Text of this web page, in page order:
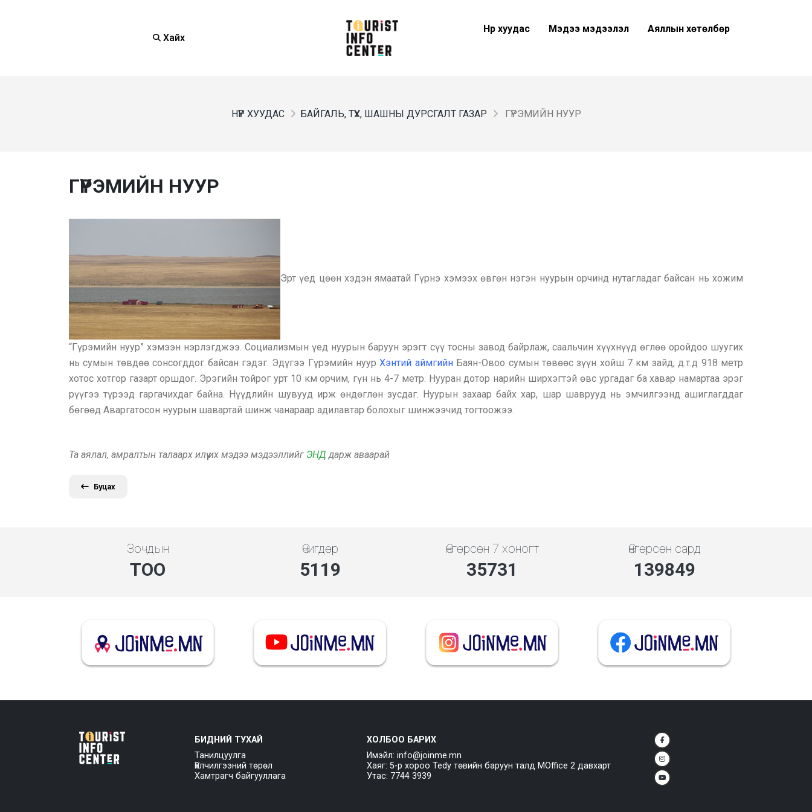
Хайх
Нүүр хуудас Мэдээ мэдээлэл Аяллын хөтөлбөр
НҮҮР ХУУДАС БАЙГАЛЬ, ТҮҮХ, ШАШНЫ ДУРСГАЛТ ГАЗАР ГҮРЭМИЙН НУУР
ГҮРЭМИЙН НУУР
Эрт үед цөөн хэдэн ямаатай Гүрнэ хэмээх өвгөн нэгэн нуурын орчинд нутагладаг байсан нь хожим
“Гүрэмийн нуур” хэмээн нэрлэгджээ. Социализмын үед нуурын баруун эрэгт сүү тосны завод байрлаж, саальчин хүүхнүүд өглөө оройдоо шуугих
нь сумын төвдөө сонсогддог байсан гэдэг. Эдүгээ Гүрэмийн нуурХэнтий аймгийнБаян-Овоо сумын төвөөс зүүн хойш 7 км зайд, д.т.д 918 метр
хотос хотгор газарт оршдог. Эрэгийн тойрог урт 10 км орчим, гүн нь 4-7 метр. Нууран дотор нарийн ширхэгтэй өвс ургадаг ба хавар намартаа эрэг
рүүгээ түрээд гаргачихдаг байна. Нүүдлийн шувууд ирж өндөглөн зусдаг. Нуурын захаар байх хар, шар шаврууд нь эмчилгээнд ашиглагддаг
бөгөөд Аваргатосон нуурын шавартай шинж чанараар адилавтар болохыг шинжээчид тогтоожээ.
Та аялал, амралтын талаарх илүү их мэдээ мэдээллийг ЭНД дарж аваарай
Буцах
Зочдын
ТОО
Өчигдөр
5119
Өнгөрсөн 7 хоногт
35731
Өнгөрсөн сард
139849
БИДНИЙ ТУХАЙ
Танилцуулга
Үйлчилгээний төрөл
Хамтрагч байгууллага
ХОЛБОО БАРИХ
Имэйл: info@joinme.mn
Хаяг: 5-р хороо Tedy төвийн баруун талд MOffice 2 давхарт
Утас: 7744 3939